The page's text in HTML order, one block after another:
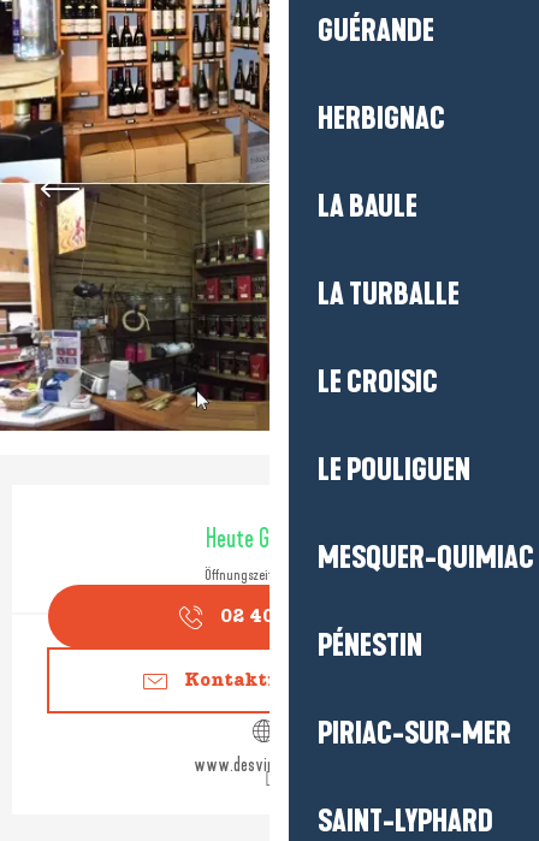
GUÉRANDE
HERBIGNAC
LA BAULE
LA TURBALLE
LE CROISIC
LE POULIGUEN
MESQUER-QUIMIAC
PÉNESTIN
PIRIAC-SUR-MER
SAINT-LYPHARD
Öffnungszeiten & Kontaktdaten
Heute Geöffnet
Öffnungszeiten ansehen
02 40 23 17
Kontaktieren Sie uns
www.desvinsdesthes.fr